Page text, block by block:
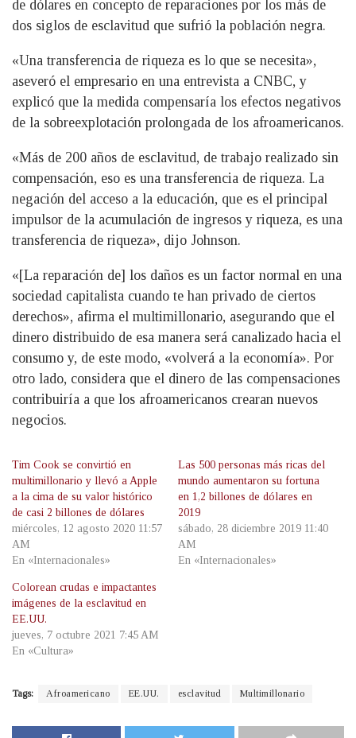
de dólares en concepto de reparaciones por los más de
dos siglos de esclavitud que sufrió la población negra.
«Una transferencia de riqueza es lo que se necesita»,
aseveró el empresario en una entrevista a CNBC, y
explicó que la medida compensaría los efectos negativos
de la sobreexplotación prolongada de los afroamericanos.
«Más de 200 años de esclavitud, de trabajo realizado sin
compensación, eso es una transferencia de riqueza. La
negación del acceso a la educación, que es el principal
impulsor de la acumulación de ingresos y riqueza, es una
transferencia de riqueza», dijo Johnson.
«[La reparación de] los daños es un factor normal en una
sociedad capitalista cuando te han privado de ciertos
derechos», afirma el multimillonario, asegurando que el
dinero distribuido de esa manera será canalizado hacia el
consumo y, de este modo, «volverá a la economía». Por
otro lado, considera que el dinero de las compensaciones
contribuiría a que los afroamericanos crearan nuevos
negocios.
Tim Cook se convirtió en
multimillonario y llevó a Apple
a la cima de su valor histórico
de casi 2 billones de dólares
miércoles, 12 agosto 2020 11:57
AM
En «Internacionales»
Las 500 personas más ricas del
mundo aumentaron su fortuna
en 1,2 billones de dólares en
2019
sábado, 28 diciembre 2019 11:40
AM
En «Internacionales»
Colorean crudas e impactantes
imágenes de la esclavitud en
EE.UU.
jueves, 7 octubre 2021 7:45 AM
En «Cultura»
Tags: Afroamericano EE.UU. esclavitud Multimillonario